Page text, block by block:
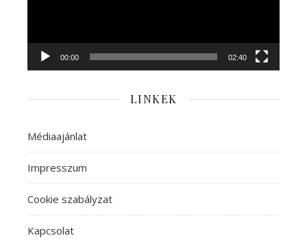
00:00 02:40
LINKEK
Médiaajánlat
Impresszum
Cookie szabályzat
Kapcsolat